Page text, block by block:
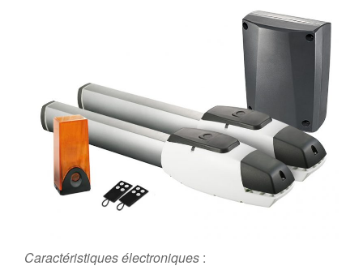
Caractéristiques électroniques :